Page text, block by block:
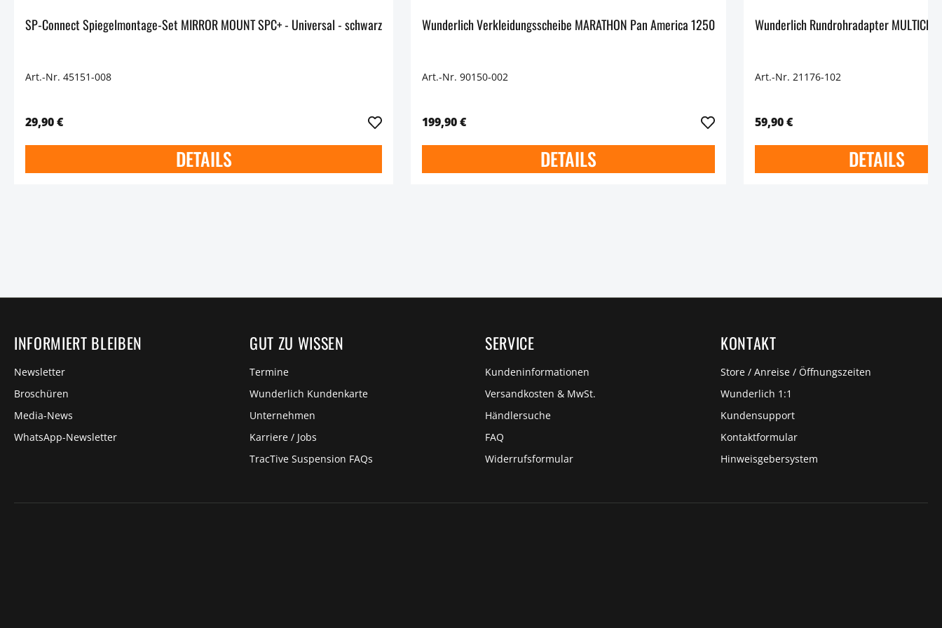
SP-Connect Spiegelmontage-Set MIRROR MOUNT SPC+ - Universal - schwarz
Art.-Nr. 45151-008
29,90 €
DETAILS
Wunderlich Verkleidungsscheibe MARATHON Pan America 1250
Art.-Nr. 90150-002
199,90 €
DETAILS
Art.-Nr. 21176-102
59,90 €
DETAILS
INFORMIERT BLEIBEN
Newsletter
Broschüren
Media-News
WhatsApp-Newsletter
GUT ZU WISSEN
Termine
Wunderlich Kundenkarte
Unternehmen
Karriere / Jobs
TracTive Suspension FAQs
SERVICE
Kundeninformationen
Versandkosten & MwSt.
Händlersuche
FAQ
Widerrufsformular
KONTAKT
Store / Anreise / Öffnungszeiten
Wunderlich 1:1
Kundensupport
Kontaktformular
Hinweisgebersystem